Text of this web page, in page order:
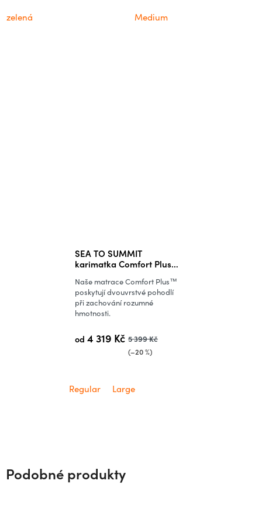
zelená Medium
SEA TO SUMMIT
karimatka Comfort Plus
od 4 319 Kč 5 399 Kč
(–20 %)
Naše matrace Comfort Plus™
poskytují dvouvrstvé pohodlí
při zachování rozumné
hmotnosti.
Regular Large
Podobné produkty